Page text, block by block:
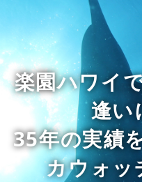
楽園ハワイ
逢い
35年の実績
カウォッ